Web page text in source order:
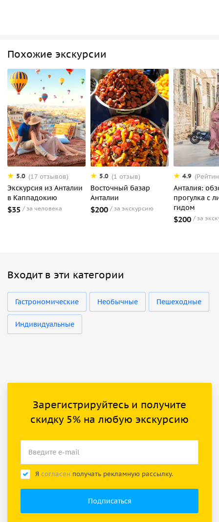
Похожие экскурсии
5.0 (17 отзывов)
Экскурсия из Анталии
в Каппадокию
$35 за человека
5.0 (1 отзыв)
Восточный базар
Анталии
$200 за экскурсию
4.9
Анталия:
прогулка с
гидом
$200 за
Входит в эти категории
Гастрономические Необычные Пешеходные
Индивидуальные
Зарегистрируйтесь и получите
скидку 5% на любую экскурсию
Я согласен получать рекламную рассылку.